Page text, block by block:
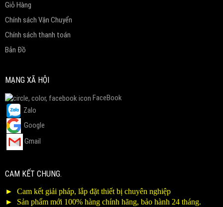
Giỏ Hàng
Chính sách Vận Chuyển
Chính sách thanh toán
Bản Đồ
MẠNG XÃ HỘI
FaceBook
Zalo
Google
Gmail
CAM KẾT CHUNG.
►
Cam kết giải pháp, lắp đặt thiết bị chuyên nghiệp
►
Sản phẩm mới 100% hàng chính hãng, bảo hành 24 tháng.